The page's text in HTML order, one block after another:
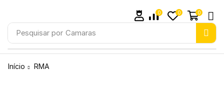
Pesquisar por Camaras
0 0 0
Início RMA